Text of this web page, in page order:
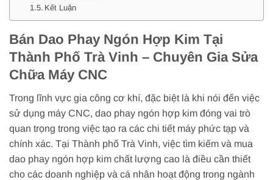
Kết Luận
Bán Dao Phay Ngón Hợp Kim Tại
Thành Phố Trà Vinh – Chuyên Gia Sửa
Chữa Máy CNC
Trong lĩnh vực gia công cơ khí, đặc biệt là khi nói đến việc
sử dụng máy CNC, dao phay ngón hợp kim đóng vai trò
quan trọng trong việc tạo ra các chi tiết máy phức tạp và
chính xác. Tại Thành phố Trà Vinh, việc tìm kiếm và mua
dao phay ngón hợp kim chất lượng cao là điều cần thiết
cho các doanh nghiệp và cá nhân hoạt động trong ngành